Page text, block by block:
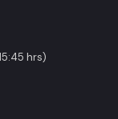
hrs)